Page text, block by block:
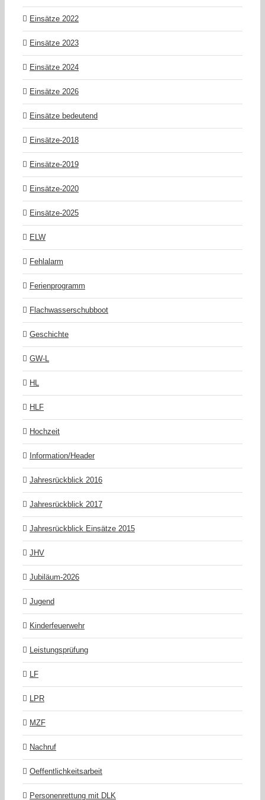
Einsätze 2022
Einsätze 2023
Einsätze 2024
Einsätze 2026
Einsätze bedeutend
Einsätze-2018
Einsätze-2019
Einsätze-2020
Einsätze-2025
ELW
Fehlalarm
Ferienprogramm
Flachwasserschubboot
Geschichte
GW-L
HL
HLF
Hochzeit
Information/Header
Jahresrückblick 2016
Jahresrückblick 2017
Jahresrückblick Einsätze 2015
JHV
Jubiläum-2026
Jugend
Kinderfeuerwehr
Leistungsprüfung
LF
LPR
MZF
Nachruf
Oeffentlichkeitsarbeit
Personenrettung mit DLK